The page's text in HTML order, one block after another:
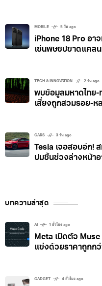
MOBILE 5 วัน ago
iPhone 18 Pro อา
เซ่นพิษชิปขาดแคลน
TECH & INNOVATION 2 วัน ago
พบข้อมูลมหาดไทย-
เสี่ยงถูกสวมรอย-ห
CARS 3 วัน ago
Tesla เจอสอบอีก!
ปมชิ้นช่วงล่างหน้า
บทความล่าสุด
AI 1 ชั่วโมง ago
Meta เปิดตัว
แข่งด้วยราคาถูกกว่
GADGET 4 ชั่วโมง ago